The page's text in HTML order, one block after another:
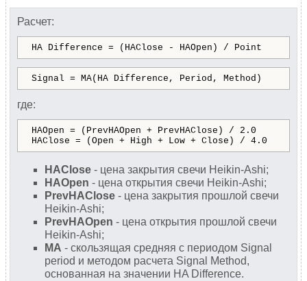
Расчет:
HA Difference = (HAClose - HAOpen) / Point
Signal = MA(HA Difference, Period, Method)
где:
HAOpen = (PrevHAOpen + PrevHAClose) / 2.0
HAClose = (Open + High + Low + Close) / 4.0
HAClose - цена закрытия свечи Heikin-Ashi;
HAOpen - цена открытия свечи Heikin-Ashi;
PrevHAClose - цена закрытия прошлой свечи
Heikin-Ashi;
PrevHAOpen - цена открытия прошлой свечи
Heikin-Ashi;
MA - скользящая средняя с периодом Signal
period и методом расчета Signal Method,
основанная на значении HA Difference.